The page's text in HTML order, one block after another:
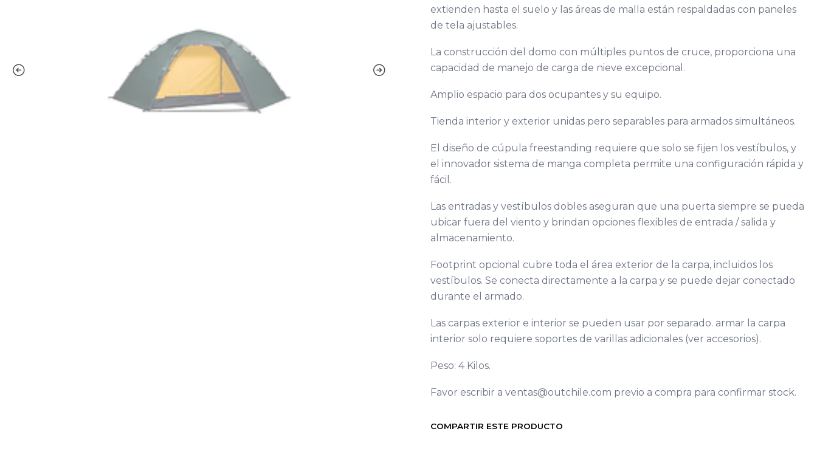
extienden hasta el suelo y las áreas de malla están respaldadas con paneles
de tela ajustables.
La construcción del domo con múltiples puntos de cruce, proporciona una
capacidad de manejo de carga de nieve excepcional.
Amplio espacio para dos ocupantes y su equipo.
Tienda interior y exterior unidas pero separables para armados simultáneos.
El diseño de cúpula freestanding requiere que solo se fijen los vestíbulos, y
el innovador sistema de manga completa permite una configuración rápida y
fácil.
Las entradas y vestíbulos dobles aseguran que una puerta siempre se pueda
ubicar fuera del viento y brindan opciones flexibles de entrada / salida y
almacenamiento.
Footprint opcional cubre toda el área exterior de la carpa, incluidos los
vestíbulos. Se conecta directamente a la carpa y se puede dejar conectado
durante el armado.
Las carpas exterior e interior se pueden usar por separado. armar la carpa
interior solo requiere soportes de varillas adicionales (ver accesorios).
Peso: 4 Kilos.
Favor escribir a ventas@outchile.com previo a compra para confirmar stock.
COMPARTIR ESTE PRODUCTO